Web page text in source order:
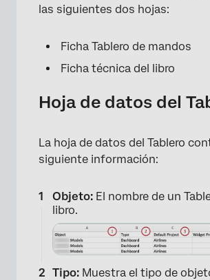
las siguientes dos hojas:
Ficha Tablero de mandos
Ficha técnica del libro
Hoja de datos del
La hoja de datos del Tablero
siguiente información:
Objeto: El nombre de un
libro.
Tipo: Muestra el tipo de